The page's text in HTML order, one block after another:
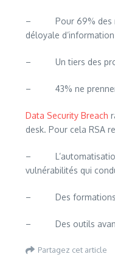
– Pour 69% des
déloyale
– Un tiers des
– 43% ne prennent
Data Security Breach
desk. Pour cela RSA
– L’automatisation
vulnérabilités qui
– Des formations
– Des outils avancés
Partagez cet article